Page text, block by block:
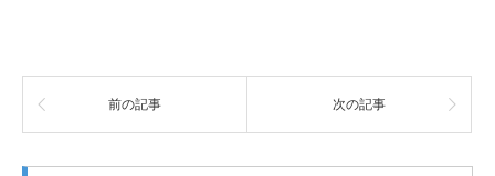
前の記事 次の記事